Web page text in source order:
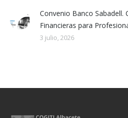
Convenio Banco Sabadell.
Financieras para
3 julio, 2026